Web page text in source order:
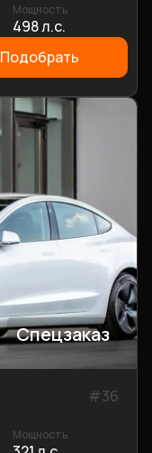
Мощность
498 л.с.
Подобрать
Спецзаказ
#36
Мощность